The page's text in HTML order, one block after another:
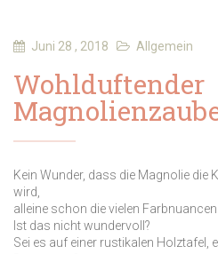
Juni 28 , 2018 Allgemein
Wohlduftender
Kein Wunder, dass die Magnolie die
wird,
alleine schon die vielen Farbnuancen
Ist das nicht wundervoll?
Sei es auf einer rustikalen Holztafel,